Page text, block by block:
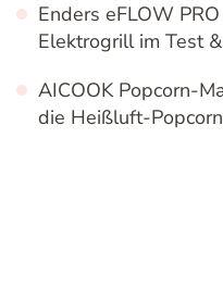
Enders eFLOW
Elektrogrill im Test
AICOOK Popcorn-
die Heißluft-